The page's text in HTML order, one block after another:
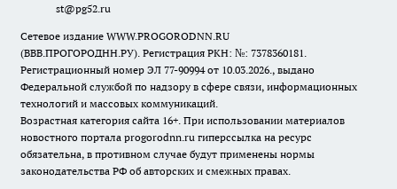
st@pg52.ru
Сетевое издание WWW.PROGORODNN.RU
(ВВВ.ПРОГОРОДНН.РУ). Регистрация РКН: №: 7378360181.
Регистрационный номер ЭЛ 77-90994 от 10.03.2026., выдано
Федеральной службой по надзору в сфере связи, информационных
технологий и массовых коммуникаций.
Возрастная категория сайта 16+. При использовании материалов
новостного портала progorodnn.ru гиперссылка на ресурс
обязательна, в противном случае будут применены нормы
законодательства РФ об авторских и смежных правах.